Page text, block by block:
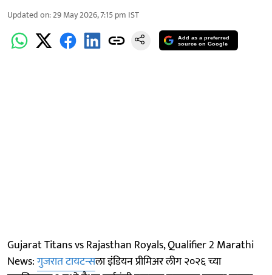
Updated on:29 May 2026, 7:15 pm IST
Add as a preferred
source on Google
Gujarat Titans vs Rajasthan Royals, Qualifier 2 Marathi
News:गुजरात टायटन्सला इंडियन प्रीमिअर लीग २०२६ च्या